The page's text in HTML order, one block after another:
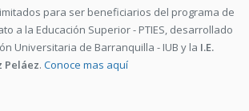
para ser beneficiarios del programa de
a la Educación Superior - PTIES, desarrollado
Universitaria de Barranquilla - IUB y la I.E.
Peláez. Conoce mas aquí